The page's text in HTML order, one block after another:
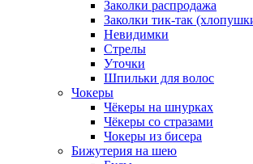
Заколки распродажа
Заколки тик-так
Невидимки
Стрелы
Уточки
Шпильки для волос
Чокеры
Чёкеры на шнурках
Чёкеры со стразами
Чокеры из бисера
Бижутерия на шею